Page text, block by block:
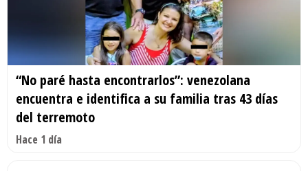
“No paré hasta encontrarlos”: venezolana
encuentra e identifica a su familia tras 43 días
del terremoto
Hace 1 día